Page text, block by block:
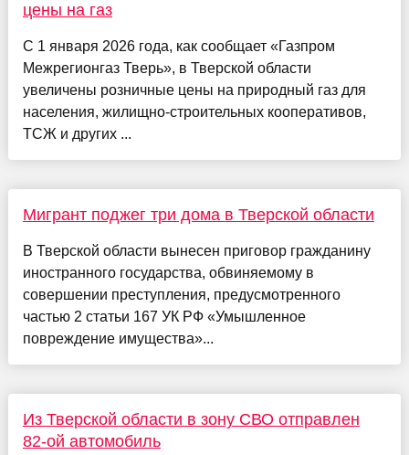
цены на газ
С 1 января 2026 года, как сообщает «Газпром
Межрегионгаз Тверь», в Тверской области
увеличены розничные цены на природный газ для
населения, жилищно-строительных кооперативов,
ТСЖ и других ...
Мигрант поджег три дома в Тверской области
В Тверской области вынесен приговор гражданину
иностранного государства, обвиняемому в
совершении преступления, предусмотренного
частью 2 статьи 167 УК РФ «Умышленное
повреждение имущества»...
Из Тверской области в зону СВО отправлен
82-ой автомобиль